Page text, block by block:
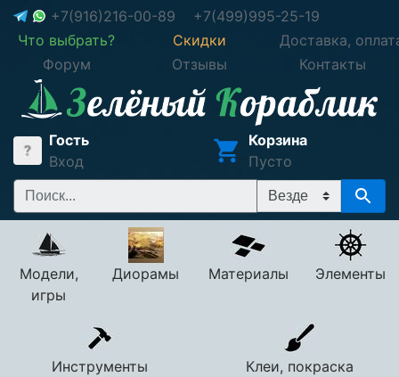
+7(916)216-00-89
+7(499)995-25-19
Что выбрать?
Скидки
Доставка,
Форум
Отзывы Контакты
Гость
Вход
Корзина
Пусто
Модели,
игры
Диорамы Материалы Элементы
Инструменты
Клеи, покраска